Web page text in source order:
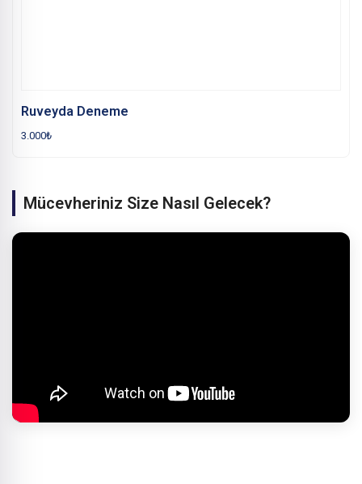
Ruveyda Deneme
3.000₺
Mücevheriniz Size Nasıl Gelecek?